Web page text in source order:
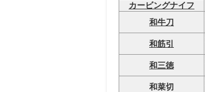
カービングナイフ
和牛刀
和筋引
和三徳
和菜切